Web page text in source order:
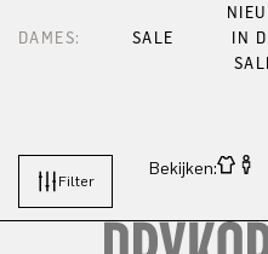
DAMES: SALE
IN
Filter
Bekijken: